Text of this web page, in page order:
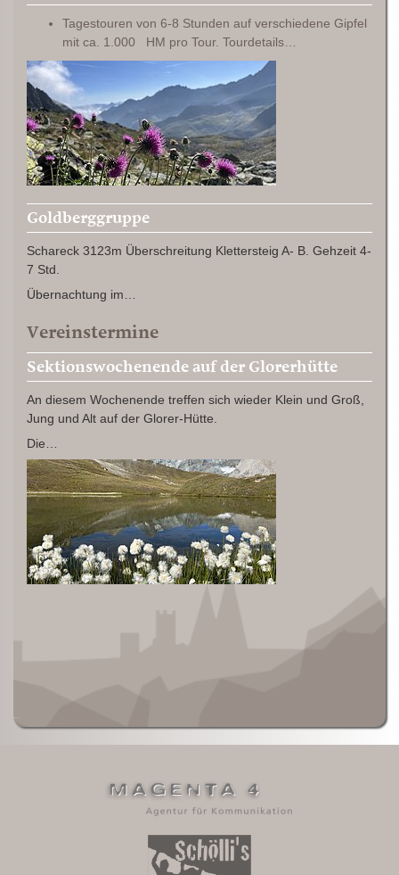
Tagestouren von 6-8 Stunden auf verschiedene Gipfel
mit ca. 1.000 HM pro Tour. Tourdetails…
Goldberggruppe
Schareck 3123m Überschreitung Klettersteig A- B. Gehzeit 4-
7 Std.
Übernachtung im…
Vereinstermine
Sektionswochenende auf der Glorerhütte
An diesem Wochenende treffen sich wieder Klein und Groß,
Jung und Alt auf der Glorer-Hütte.
Die…